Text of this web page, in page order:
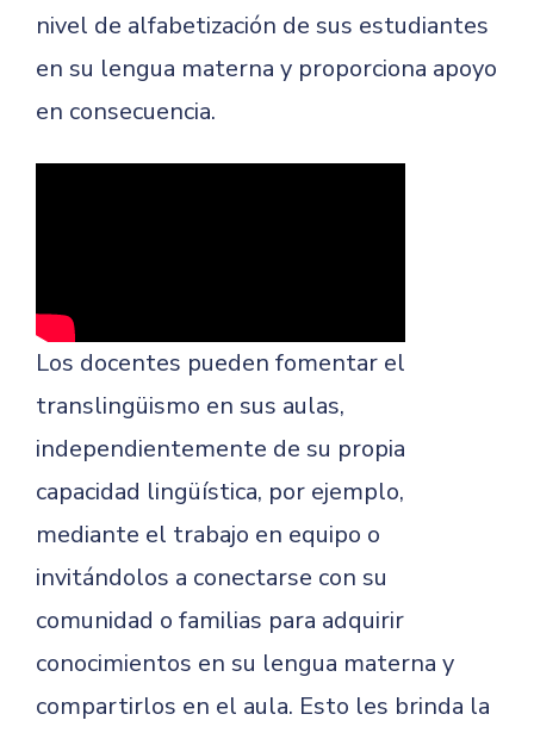
nivel de alfabetización de sus estudiantes
en su lengua materna y proporciona apoyo
en consecuencia.
Los docentes pueden fomentar el
translingüismo en sus aulas,
independientemente de su propia
capacidad lingüística, por ejemplo,
mediante el trabajo en equipo o
invitándolos a conectarse con su
comunidad o familias para adquirir
conocimientos en su lengua materna y
compartirlos en el aula. Esto les brinda la